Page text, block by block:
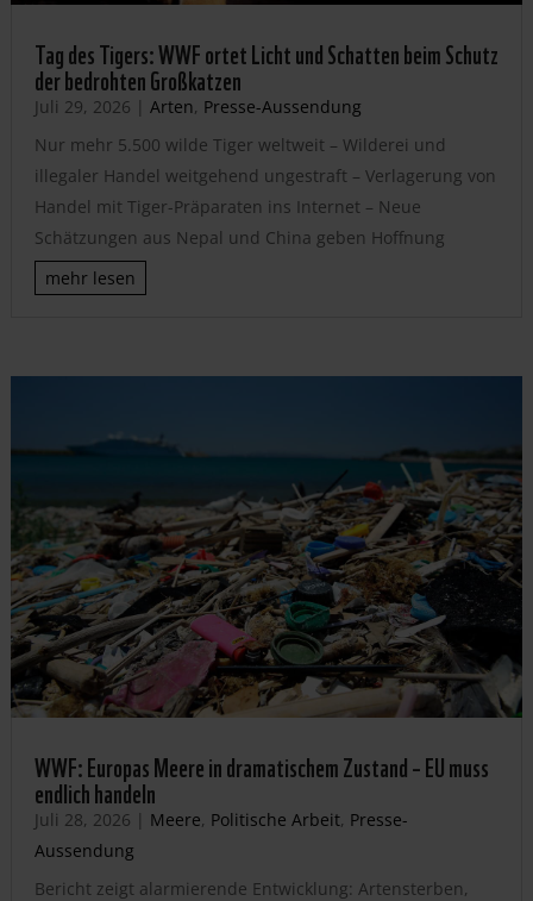
Tag des Tigers: WWF ortet Licht und Schatten beim Schutz
der bedrohten Großkatzen
Juli 29, 2026 | Arten, Presse-Aussendung
Nur mehr 5.500 wilde Tiger weltweit – Wilderei und
illegaler Handel weitgehend ungestraft – Verlagerung von
Handel mit Tiger-Präparaten ins Internet – Neue
Schätzungen aus Nepal und China geben Hoffnung
mehr lesen
WWF: Europas Meere in dramatischem Zustand – EU muss
endlich handeln
Juli 28, 2026 | Meere, Politische Arbeit, Presse-
Aussendung
Bericht zeigt alarmierende Entwicklung: Artensterben,